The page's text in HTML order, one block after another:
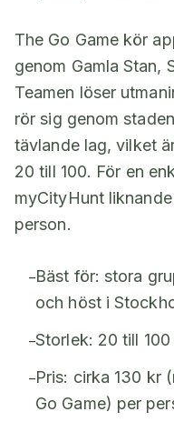
The Go Game kör
genom Gamla Stan,
Teamen löser
rör sig genom
tävlande lag, vilket
20 till 100. För en
myCityHunt
person.
–Bäst för: stora
och höst i
–Storlek: 20 till 100
–Pris: cirka 130 kr
Go Game) per